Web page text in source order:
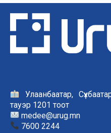
Улаанбаатар,
тауэр 1201 тоот
medee@urug.mn
7600 2244